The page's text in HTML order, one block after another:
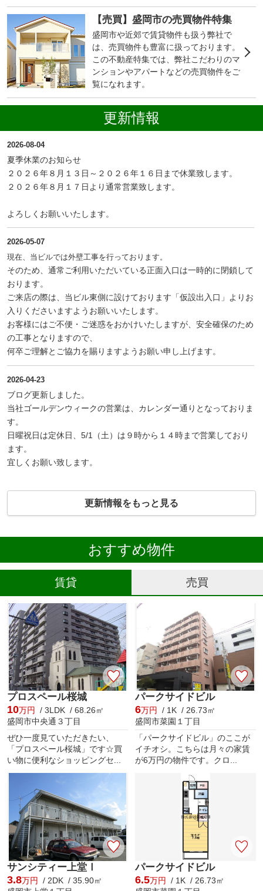
【売買】盛岡市の売買物件特集
盛岡市や近郊で賃貸物件も扱う弊社で
は、売買物件も豊富に扱っております。
この不動産特集では、弊社こだわりのマ
ンションやアパートなどの売買物件をご
覧になれます。
更新情報
2026-08-04
夏季休業のお知らせ
２０２６年８月１３日～２０２６年１６日まで休業致します。
２０２６年８月１７日より通常営業致します。
よろしくお願いいたします。
2026-05-07
現在、当ビルでは外壁工事を行っております。
そのため、通常ご利用いただいている正面入口は一時的に閉鎖して
おります。
ご来店の際は、当ビル東側に設けております「仮設出入口」よりお
入りくださいますようお願いいたします。
お客様にはご不便・ご迷惑をおかけいたしますが、安全確保のため
の工事となりますので、
何卒ご理解とご協力を賜りますようお願い申し上げます。
2026-04-23
ブログ更新しました。
当社ゴールデンウィークの営業は、カレンダー通りとなっておりま
す。
日曜祝日は定休日、5/1（土）は９時から１４時まで営業しており
ます。
宜しくお願い致します。
更新情報をもっと見る
おすすめ物件
賃貸 売買
プロスペール桜城
10万円
/ 3LDK / 68.26㎡
盛岡市中央通３丁目
ぜひ一度見ていただきたい、
「プロスペール桜城」です☆買
い物に便利なショッピングセ...
パークサイドビル
6万円
/ 1K / 26.73㎡
盛岡市菜園１丁目
「パークサイドビル」のここが
イチオシ。こちらは月々の家賃
が6万円の物件です。クロ...
サンシティー上堂Ⅰ
3.8万円
/ 2DK / 35.90㎡
パークサイドビル
6.5万円
/ 1K / 26.73㎡